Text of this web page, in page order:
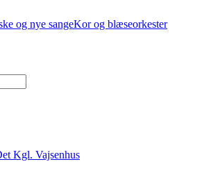
og nye sangeKor og blæseorkester